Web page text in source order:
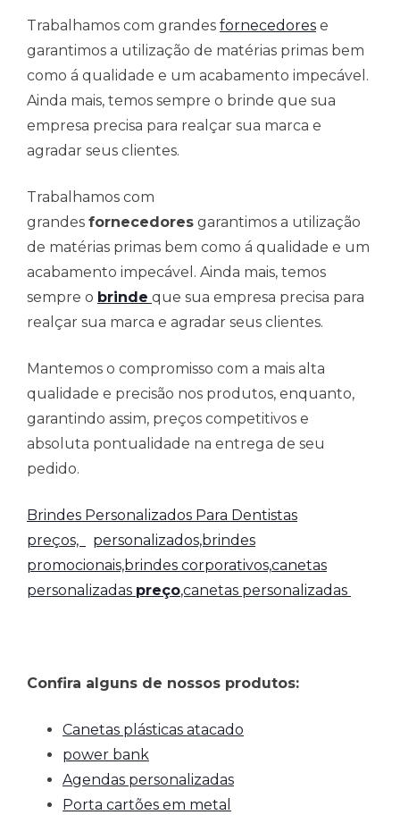
Trabalhamos com grandes fornecedores e
garantimos a utilização de matérias primas bem
como á qualidade e um acabamento impecável.
Ainda mais, temos sempre o brinde que sua
empresa precisa para realçar sua marca e
agradar seus clientes.
Trabalhamos com
grandes fornecedores garantimos a utilização
de matérias primas bem como á qualidade e um
acabamento impecável. Ainda mais, temos
sempre o brinde que sua empresa precisa para
realçar sua marca e agradar seus clientes.
Mantemos o compromisso com a mais alta
qualidade e precisão nos produtos, enquanto,
garantindo assim, preços competitivos e
absoluta pontualidade na entrega de seu
pedido.
Brindes Personalizados Para Dentistas
preços,
personalizados,brindes
promocionais,brindes corporativos,canetas
personalizadas preço,canetas personalizadas
Confira alguns de nossos produtos:
Canetas plásticas atacado
power bank
Agendas personalizadas
Porta cartões em metal